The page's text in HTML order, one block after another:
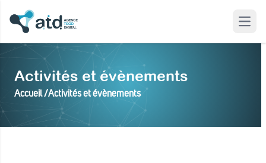
Activités et évènements
Accueil /Activités et évènements